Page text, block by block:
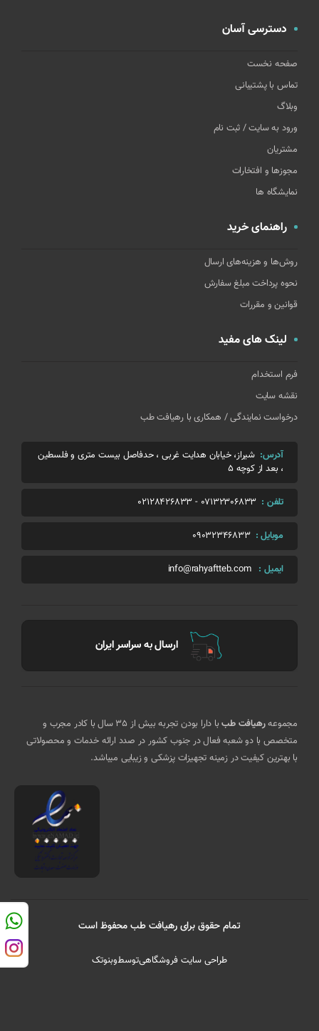
دسترسی آسان
صفحه نخست
تماس با پشتیبانی
وبلاگ
ورود به سایت / ثبت نام
مشتریان
مجوزها و افتخارات
نمایشگاه ها
راهنمای خرید
روش‌ها و هزینه‌های ارسال
نحوه پرداخت مبلغ سفارش
قوانین و مقررات
لینک های مفید
فرم استخدام
نقشه سایت
درخواست نمایندگی / همکاری با رهیافت طب
آدرس: شیراز، خیابان هدایت غربی ، حدفاصل بیست متری و فلسطین
، بعد از کوچه 5
تلفن : 07132306833
-
02128426833
موبایل : 09032346833
ایمیل : info@rahyaftteb.com
مجموعهرهیافت طب
با دارا بودن تجربه بیش از 35 سال با کادر مجرب و
متخصص با دو شعبه فعال در جنوب کشور در صدد ارائه خدمات و محصولاتی
با بهترین کیفیت در زمینه تجهیزات پزشکی و زیبایی میباشد.
تمام حقوق برای رهیافت طب محفوظ است
طراحی سایت فروشگاهیتوسطوبنوتک